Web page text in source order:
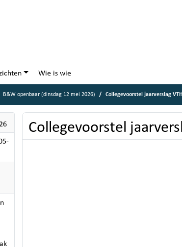
Wie is wie
B&W openbaar (dinsdag 12 mei 2026) Collegevoorstel jaarverslag
Collegevoorstel